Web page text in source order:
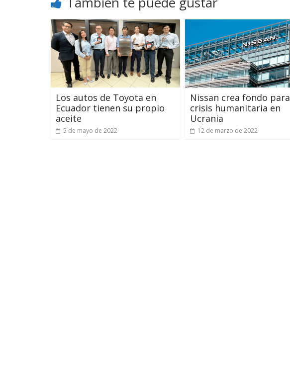
Los autos de Toyota en
Ecuador tienen su propio
aceite
5 de mayo de 2022
Nissan crea fondo para
crisis humanitaria en
Ucrania
12 de marzo de 2022